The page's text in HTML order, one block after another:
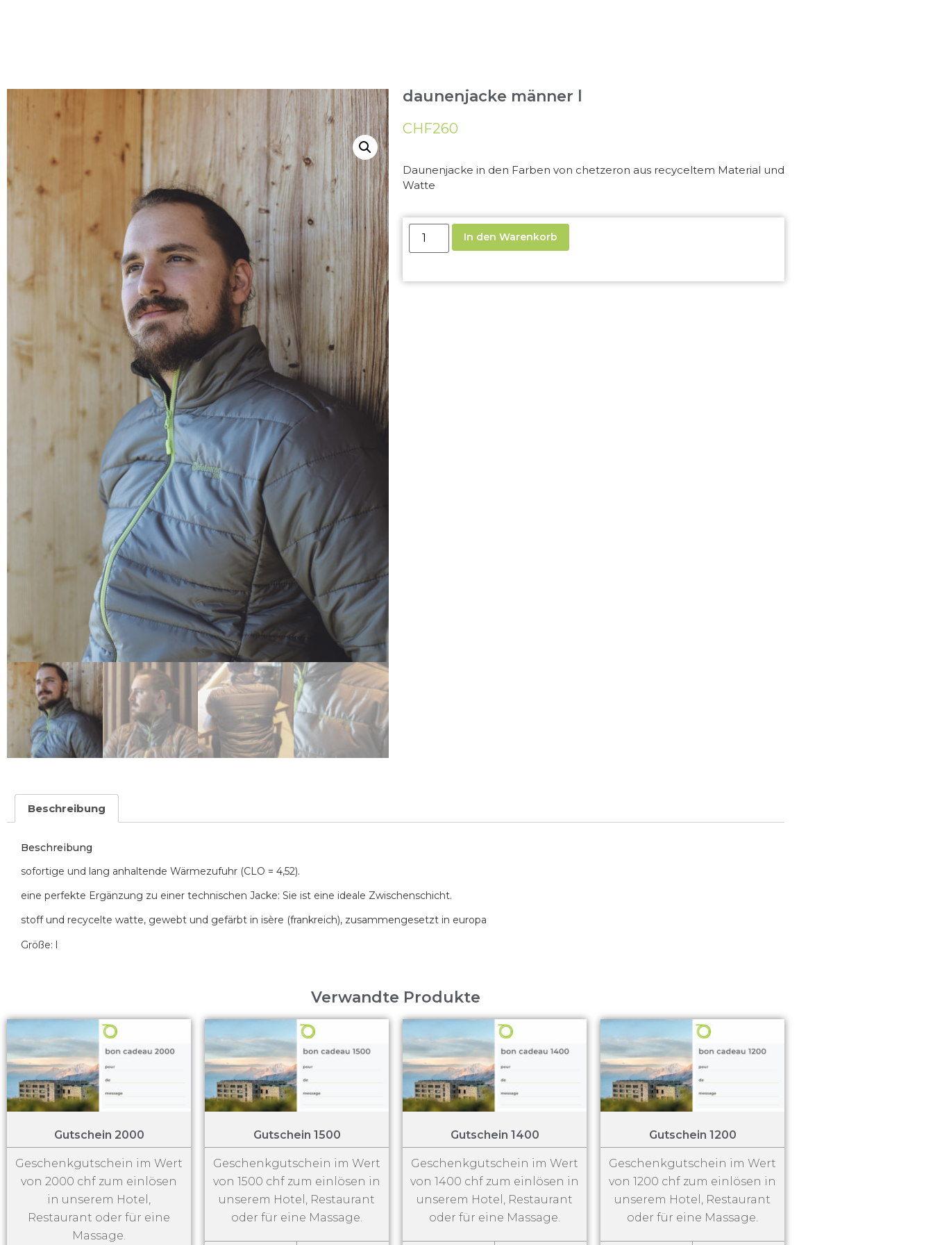
daunenjacke männer l
CHF260
Daunenjacke in den Farben von chetzeron aus recyceltem Material und
Watte
In den Warenkorb
Beschreibung
Beschreibung
sofortige und lang anhaltende Wärmezufuhr (CLO = 4,52).
eine perfekte Ergänzung zu einer technischen Jacke: Sie ist eine ideale Zwischenschicht.
stoff und recycelte watte, gewebt und gefärbt in isère (frankreich), zusammengesetzt in europa
Größe: l
Verwandte Produkte
Gutschein 2000
Geschenkgutschein im Wert
von 2000 chf zum einlösen
in unserem Hotel,
Restaurant oder für eine
Massage.
Gutschein 1500
Geschenkgutschein im Wert
von 1500 chf zum einlösen in
unserem Hotel, Restaurant
oder für eine Massage.
Gutschein 1400
Geschenkgutschein im Wert
von 1400 chf zum einlösen in
unserem Hotel, Restaurant
oder für eine Massage.
Gutschein 1200
Geschenkgutschein im Wert
von 1200 chf zum einlösen in
unserem Hotel, Restaurant
oder für eine Massage.